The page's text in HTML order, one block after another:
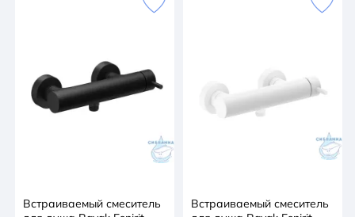
Встраиваемый смеситель
Встраиваемый смеситель